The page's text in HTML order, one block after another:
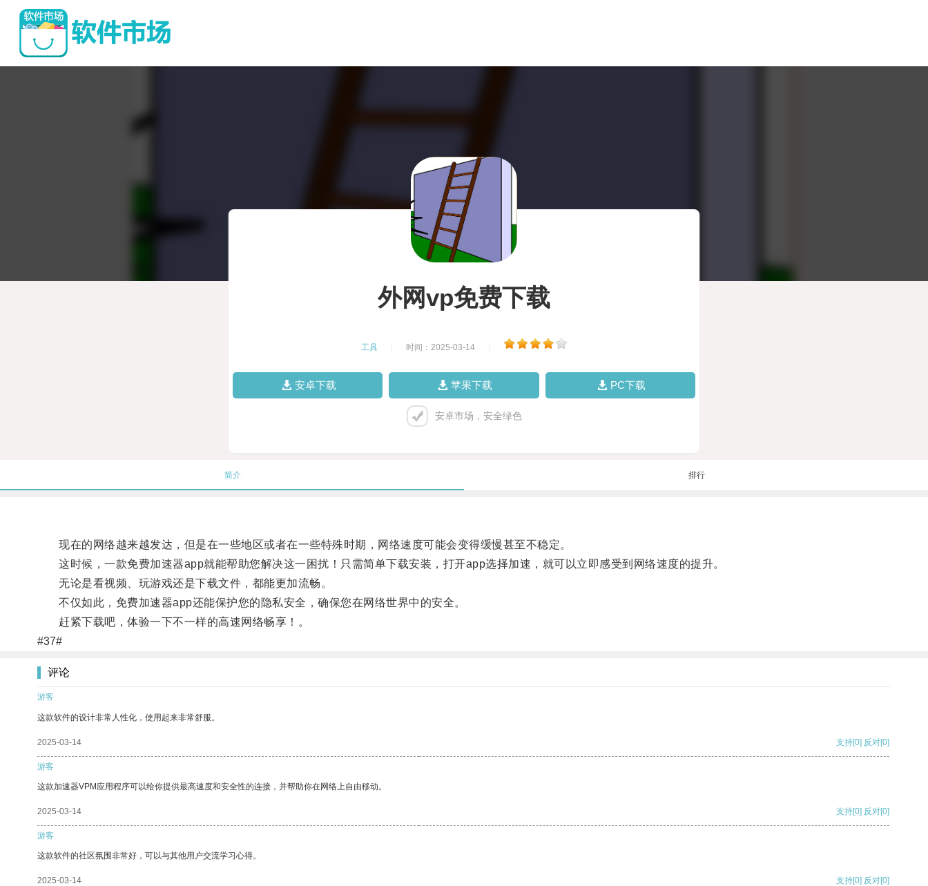
外网vp免费下载
工具 时间：2025-03-14
安卓下载 苹果下载 PC下载
安卓市场，安全绿色
简介 排行
现在的网络越来越发达，但是在一些地区或者在一些特殊时期，网络速度可能会变得缓慢甚至不稳定。
这时候，一款免费加速器app就能帮助您解决这一困扰！只需简单下载安装，打开app选择加速，就可以立即感受到网络速度的提升。
无论是看视频、玩游戏还是下载文件，都能更加流畅。
不仅如此，免费加速器app还能保护您的隐私安全，确保您在网络世界中的安全。
赶紧下载吧，体验一下不一样的高速网络畅享！。
#37#
评论
游客
这款软件的设计非常人性化，使用起来非常舒服。
2025-03-14 支持[0] 反对[0]
游客
这款加速器VPM应用程序可以给你提供最高速度和安全性的连接，并帮助你在网络上自由移动。
2025-03-14 支持[0] 反对[0]
游客
这款软件的社区氛围非常好，可以与其他用户交流学习心得。
2025-03-14 支持[0] 反对[0]